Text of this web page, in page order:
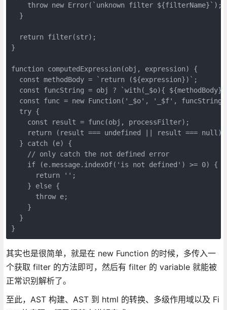
    throw new Error(`unknown filter ${filterName}`);
  }
  return filter(str);
}
function computedExpression(obj, expression) {
  const methodBody = `return (${expression})`;
const funcString = obj ? `with(_$o){ ${methodBody}
const func = new Function('_$o', '_$f',
  try {
    const result = func(obj, processFilter);
return (result === undefined || result === null)
  } catch (e) {
    // only catch the not defined error
    if (e.message.indexOf('is not defined') >= 0) {
      return '';
    } else {
      throw e;
    }
  }
}
其实也是很简单，就是在 new Function 的时候，多传入一
个获取 filter 的方法即可，然后有 filter 的 variable 就能被
正常识别解析了。
至此，AST 构建、AST 到 html 的转换、多级作用域以及 Fi